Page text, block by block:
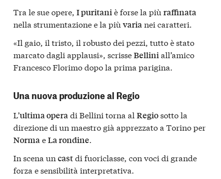
Tra le sue opere, I puritaniè forse la più raffinata
nella strumentazione e la più varianei caratteri.
«Il gaio, il tristo, il robusto dei pezzi, tutto è stato
marcato dagli applausi», scrisseBelliniall’amico
Francesco Florimo dopo la prima parigina.
Una nuova produzione al Regio
L’ultima operadi Bellini torna al Regiosotto la
direzione di un maestro già apprezzato a Torino per
NormaeLa rondine.
In scena un castdi fuoriclasse, con voci di grande
forza e sensibilità interpretativa.